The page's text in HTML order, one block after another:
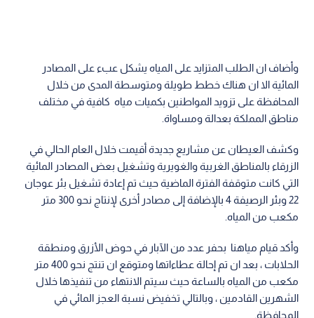
وأضاف ان الطلب المتزايد على المياه يشكل عبء على المصادر
المائية الا ان هناك خطط طويلة ومتوسطة المدى من خلال
المحافظة على تزويد المواطنين بكميات مياه كافية في مختلف
مناطق المملكة بعدالة ومساواة.
وكشف العيطان عن مشاريع جديدة أقيمت خلال العام الحالي في
الزرقاء بالمناطق الغربية والغويرية وتشغيل بعض المصادر المائية
التي كانت متوقفة الفترة الماضية حيث تم إعادة تشغيل بئر عوجان
22 وبئر الرصيفة 4 بالإضافة إلى مصادر أخرى لإنتاج نحو 300 متر
مكعب من المياه.
وأكد قيام مياهنا بحفر عدد من الآبار في حوض الأزرق ومنطقة
الحلابات ، بعد ان تم إحالة عطاءاتها ومتوقع ان تنتج نحو 400 متر
مكعب من المياه بالساعة حيث سيتم الانتهاء من تنفيذها خلال
الشهرين القادمين ، وبالتالي تخفيض نسبة العجز المائي في
المحافظة.